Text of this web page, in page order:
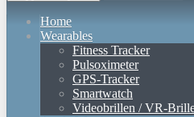
Home
Wearables
Fitness Tracker
Pulsoximeter
GPS-Tracker
Smartwatch
Videobrillen / VR-